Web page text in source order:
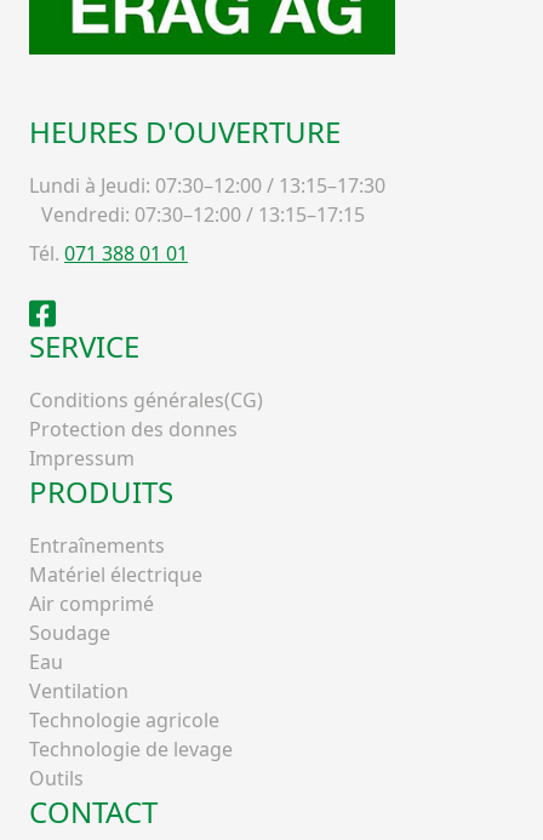
HEURES D'OUVERTURE
Lundi à Jeudi: 07:30–12:00 / 13:15–17:30
Vendredi: 07:30–12:00 / 13:15–17:15
Tél. 071 388 01 01
Facebook
SERVICE
Conditions générales(CG)
Protection des donnes
Impressum
PRODUITS
Entraînements
Matériel électrique
Air comprimé
Soudage
Eau
Ventilation
Technologie agricole
Technologie de levage
Outils
CONTACT